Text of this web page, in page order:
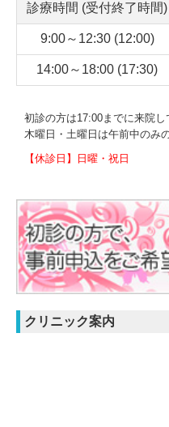
クリニック案内
診療時間 (受付終了時間)
9:00～12:30 (12:00)
14:00～18:00 (17:30)
初診の方は17:00までに来院
木曜日・土曜日は午前中のみ
【休診日】日曜・祝日